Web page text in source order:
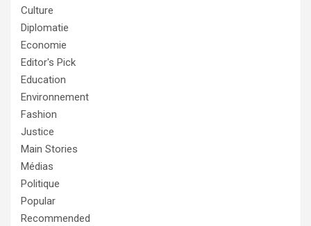
Culture
Diplomatie
Economie
Editor's Pick
Education
Environnement
Fashion
Justice
Main Stories
Médias
Politique
Popular
Recommended